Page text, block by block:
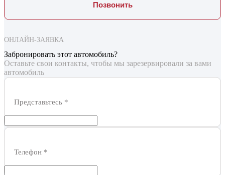
Позвонить
ОНЛАЙН-ЗАЯВКА
Забронировать этот автомобиль?
Оставьте свои контакты, чтобы мы зарезервировали за вами
автомобиль
Представьтесь *
Телефон *